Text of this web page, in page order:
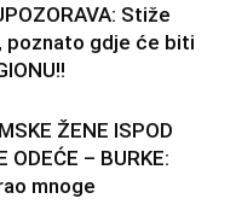
Stiže
poznato gdje će biti
ŽENE ISPOD
ODEĆE – BURKE:
mnoge